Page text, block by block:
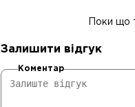
Поки що
Залишити відгук
Коментар